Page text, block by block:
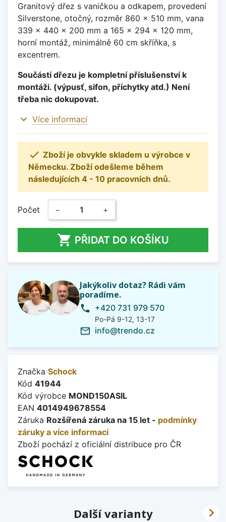
Granitový dřez s vaničkou a odkapem, provedení
Silverstone, otočný, rozměr 860 x 510 mm, vana
339 x 440 x 200 mm a 165 x 294 x 120 mm,
horní montáž, minimálně 60 cm skříňka, s
excentrem.
Součástí dřezu je kompletní příslušenství k
montáži. (výpusť, sifon, příchytky atd.) Není
třeba nic dokupovat.
expand_more Více informací
 Zboží je obvykle skladem u výrobce v
Německu. Zboží odešleme během
následujících 4 - 10 pracovních dnů.
Počet − +
 PŘIDAT DO KOŠÍKU
Jakýkoliv dotaz? Rádi vám
poradíme.
phone +420 731 979 570
Po-Pá 9-12, 13-17
mail_outline info@trendo.cz
Značka Schock
Kód 41944
Kód výrobce MOND150ASIL
EAN 4014949678554
Záruka Rozšířená záruka na 15 let - podmínky
záruky a více informací
Zboží pochází z oficiální distribuce pro ČR
Další varianty 